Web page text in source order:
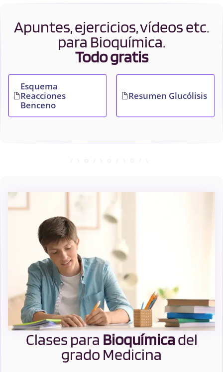
Apuntes, ejercicios, vídeos etc.
para Bioquímica.
Todo gratis
Esquema
Reacciones
Benceno
Resumen Glucólisis
Clases para Bioquímicadel
grado Medicina